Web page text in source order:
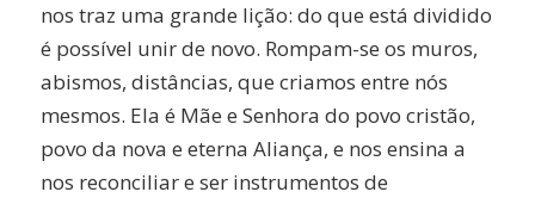
nos traz uma grande lição: do que está dividido
é possível unir de novo. Rompam-se os muros,
abismos, distâncias, que criamos entre nós
mesmos. Ela é Mãe e Senhora do povo cristão,
povo da nova e eterna Aliança, e nos ensina a
nos reconciliar e ser instrumentos de